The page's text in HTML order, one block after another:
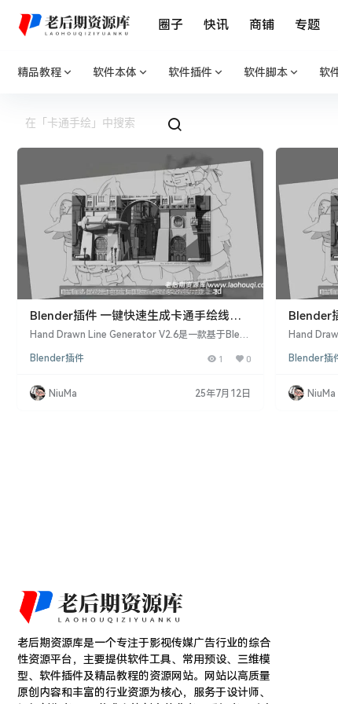
圈子 快讯 商铺 专题
精品教程 软件本体 软件插件 软件脚本 软
Blender插件 一键快速生成卡通手绘线条
边框效果 Hand Drawn Line Generator
Hand Drawn Line Generator V2.6是一款基于Blen
线条边框效果，无需繁琐的参数调整。本文将介绍该
Generator V2.6是一款为Blender开发的插件，它基
于Freestyle技术，使用户能够轻松生成卡通手绘线
Blender插件 1 0
NiuMa 25年7月12日
Blender
边框效
Hand
式，无需
助用户快
是该插件的
Blender插
NiuMa
老后期资源库是一个专注于影视传媒广告行业的综合
性资源平台，主要提供软件工具、常用预设、三维模
型、软件插件及精品教程的资源网站。网站以高质量
原创内容和丰富的行业资源为核心，服务于设计师、